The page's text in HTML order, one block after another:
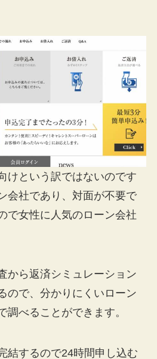
けという訳ではないのです
会社であり、対面が不要で
で女性に人気のローン会社
から返済シミュレーション
ので、分かりにくいローン
調べることができます。
結するので24時間申し込む